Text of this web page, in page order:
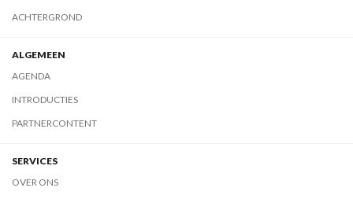
ACHTERGROND
ALGEMEEN
AGENDA
INTRODUCTIES
PARTNERCONTENT
SERVICES
OVER ONS